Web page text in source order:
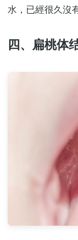
水，已經很久沒
四、扁桃体